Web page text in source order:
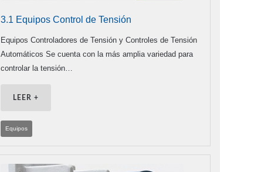
3.1 Equipos Control de Tensión
Equipos Controladores de Tensión y Controles de Tensión
Automáticos Se cuenta con la más amplia variedad para
controlar la tensión…
LEER +
Equipos